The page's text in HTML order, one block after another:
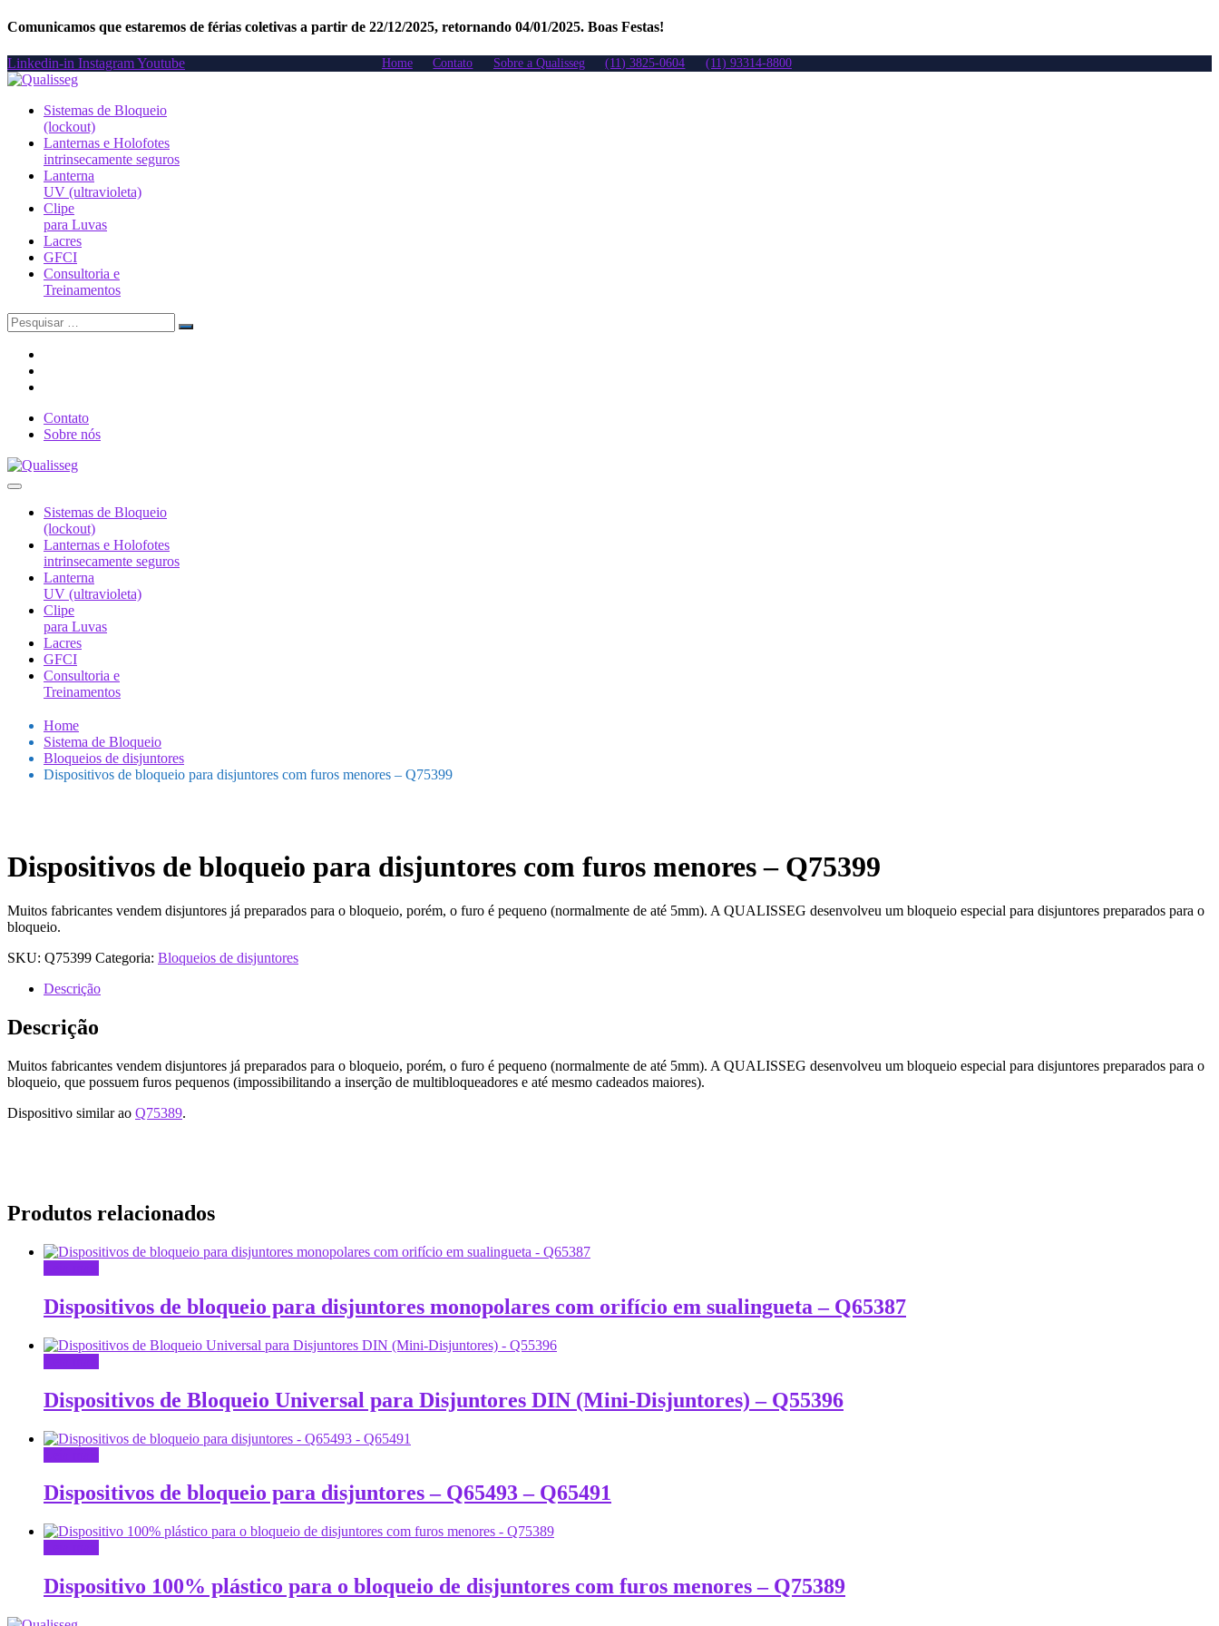
Comunicamos que estaremos de férias coletivas a partir de 22/12/2025, retornando 04/01/2025. Boas Festas!
Linkedin-in InstagramYoutube Home Contato Sobre a Qualisseg (11) 3825-0604 (11) 93314-8800
Sistemas de Bloqueio
(lockout)
Lanternas e Holofotes
intrinsecamente seguros
Lanterna
UV (ultravioleta)
Clipe
para Luvas
Lacres
GFCI
Consultoria e
Treinamentos
Search
for:
Contato
Sobre nós
Sistemas de Bloqueio
(lockout)
Lanternas e Holofotes
intrinsecamente seguros
Lanterna
UV (ultravioleta)
Clipe
para Luvas
Lacres
GFCI
Consultoria e
Treinamentos
Home
Sistema de Bloqueio
Bloqueios de disjuntores
Dispositivos de bloqueio para disjuntores com furos menores – Q75399
Dispositivos de bloqueio para disjuntores com furos menores – Q75399
Muitos fabricantes vendem disjuntores já preparados para o bloqueio, porém, o furo é pequeno (normalmente de até 5mm). A QUALISSEG desenvolveu um bloqueio especial para disjuntores preparados para o
bloqueio.
SKU: Q75399 Categoria: Bloqueios de disjuntores
Descrição
Descrição
Muitos fabricantes vendem disjuntores já preparados para o bloqueio, porém, o furo é pequeno (normalmente de até 5mm). A QUALISSEG desenvolveu um bloqueio especial para disjuntores preparados para o
bloqueio, que possuem furos pequenos (impossibilitando a inserção de multibloqueadores e até mesmo cadeados maiores).
Dispositivo similar ao Q75389.
Produtos relacionados
Dispositivos de bloqueio para disjuntores monopolares com orifício em sualingueta – Q65387
Dispositivos de Bloqueio Universal para Disjuntores DIN (Mini-Disjuntores) – Q55396
Dispositivos de bloqueio para disjuntores – Q65493 – Q65491
Dispositivo 100% plástico para o bloqueio de disjuntores com furos menores – Q75389